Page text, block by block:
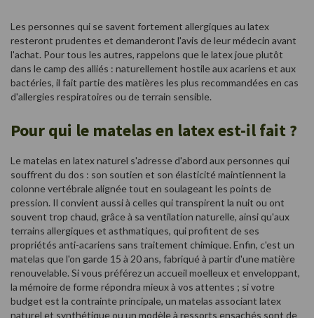
Les personnes qui se savent fortement allergiques au latex
resteront prudentes et demanderont l'avis de leur médecin avant
l'achat. Pour tous les autres, rappelons que le latex joue plutôt
dans le camp des alliés : naturellement hostile aux acariens et aux
bactéries, il fait partie des matières les plus recommandées en cas
d'allergies respiratoires ou de terrain sensible.
Pour qui le matelas en latex est-il fait ?
Le matelas en latex naturel s'adresse d'abord aux personnes qui
souffrent du dos : son soutien et son élasticité maintiennent la
colonne vertébrale alignée tout en soulageant les points de
pression. Il convient aussi à celles qui transpirent la nuit ou ont
souvent trop chaud, grâce à sa ventilation naturelle, ainsi qu'aux
terrains allergiques et asthmatiques, qui profitent de ses
propriétés anti-acariens sans traitement chimique. Enfin, c'est un
matelas que l'on garde 15 à 20 ans, fabriqué à partir d'une matière
renouvelable. Si vous préférez un accueil moelleux et enveloppant,
la mémoire de forme répondra mieux à vos attentes ; si votre
budget est la contrainte principale, un matelas associant latex
naturel et synthétique ou un modèle à ressorts ensachés sont de